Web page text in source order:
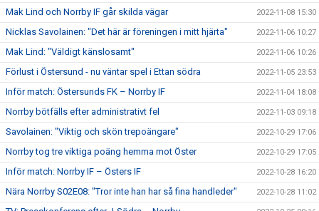
Mak Lind och Norrby IF går skilda vägar 2022-11-08 15:30
Nicklas Savolainen: "Det här är föreningen i mitt hjärta" 2022-11-06 10:27
Mak Lind: "Väldigt känslosamt" 2022-11-06 10:26
Förlust i Östersund - nu väntar spel i Ettan södra 2022-11-05 23:53
Inför match: Östersunds FK – Norrby IF 2022-11-04 18:08
Norrby bötfälls efter administrativt fel 2022-11-03 09:18
Savolainen: "Viktig och skön trepoängare" 2022-10-29 17:06
Norrby tog tre viktiga poäng hemma mot Öster 2022-10-29 17:05
Inför match: Norrby IF – Östers IF 2022-10-28 16:20
Nära Norrby S02E08: "Tror inte han har så fina handleder" 2022-10-28 11:02